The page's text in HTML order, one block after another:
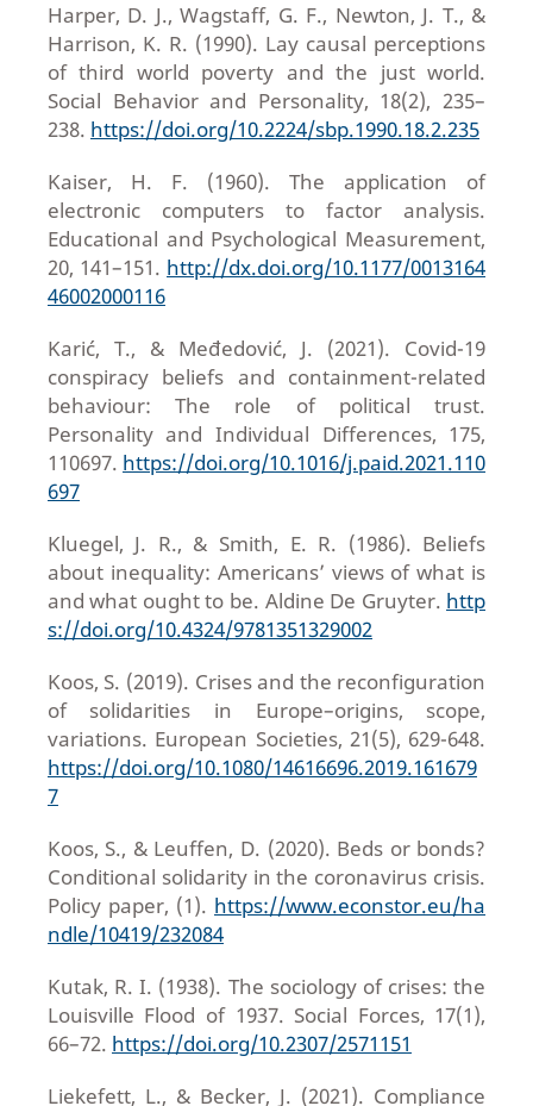
Harper, D. J., Wagstaff, G. F., Newton, J. T., &
Harrison, K. R. (1990). Lay causal perceptions
of third world poverty and the just world.
Social Behavior and Personality, 18(2), 235–
238. https://doi.org/10.2224/sbp.1990.18.2.235
Kaiser, H. F. (1960). The application of
electronic computers to factor analysis.
Educational and Psychological Measurement,
20, 141–151. http://dx.doi.org/10.1177/0013164
46002000116
Karić, T., & Međedović, J. (2021). Covid-19
conspiracy beliefs and containment-related
behaviour: The role of political trust.
Personality and Individual Differences, 175,
110697. https://doi.org/10.1016/j.paid.2021.110
697
Kluegel, J. R., & Smith, E. R. (1986). Beliefs
about inequality: Americans’ views of what is
and what ought to be. Aldine De Gruyter. http
s://doi.org/10.4324/9781351329002
Koos, S. (2019). Crises and the reconfiguration
of solidarities in Europe–origins, scope,
variations. European Societies, 21(5), 629-648.
https://doi.org/10.1080/14616696.2019.161679
7
Koos, S., & Leuffen, D. (2020). Beds or bonds?
Conditional solidarity in the coronavirus crisis.
Policy paper, (1). https://www.econstor.eu/ha
ndle/10419/232084
Kutak, R. I. (1938). The sociology of crises: the
Louisville Flood of 1937. Social Forces, 17(1),
66–72. https://doi.org/10.2307/2571151
Liekefett, L., & Becker, J. (2021). Compliance